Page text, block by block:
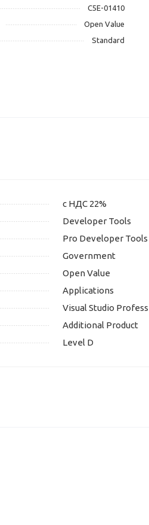
C5E-01410
Open Value
Standard
с НДС 22%
Developer Tools
Pro Developer Tools
Government
Open Value
Applications
Visual Studio
Additional Product
Level D